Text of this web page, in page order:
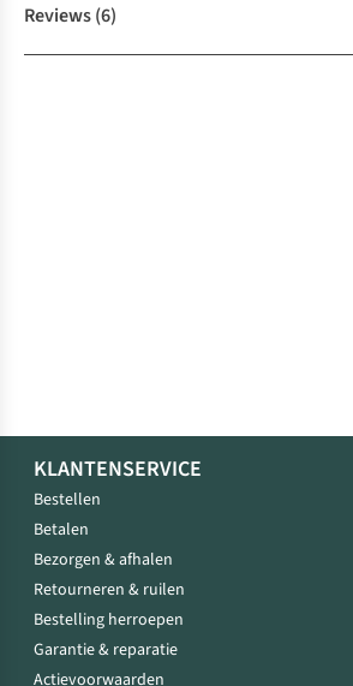
Reviews(6)
KLANTENSERVICE
Bestellen
Betalen
Bezorgen & afhalen
Retourneren & ruilen
Bestelling herroepen
Garantie & reparatie
Actievoorwaarden